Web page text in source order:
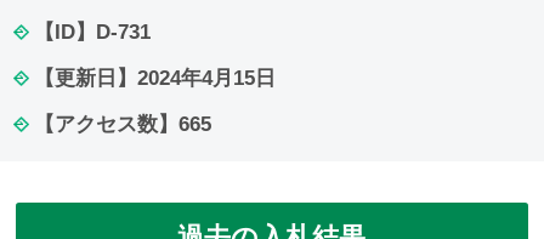
【ID】 D-731
【更新日】 2024年4月15日
【アクセス数】 665